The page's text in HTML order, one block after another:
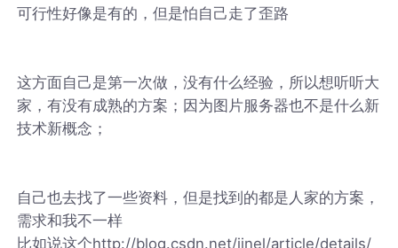
可行性好像是有的，但是怕自己走了歪路
这方面自己是第一次做，没有什么经验，所以想听听大
家，有没有成熟的方案；因为图片服务器也不是什么新
技术新概念；
自己也去找了一些资料，但是找到的都是人家的方案，
需求和我不一样
比如说这个http://blog.csdn.net/iinel/article/details/